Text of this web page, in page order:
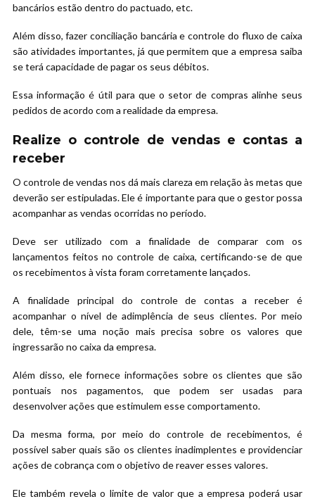
bancários estão dentro do pactuado, etc.
Além disso, fazer conciliação bancária e controle do fluxo de caixa
são atividades importantes, já que permitem que a empresa saiba
se terá capacidade de pagar os seus débitos.
Essa informação é útil para que o setor de compras alinhe seus
pedidos de acordo com a realidade da empresa.
Realize o controle de vendas e contas a
receber
O controle de vendas nos dá mais clareza em relação às metas que
deverão ser estipuladas. Ele é importante para que o gestor possa
acompanhar as vendas ocorridas no período.
Deve ser utilizado com a finalidade de comparar com os
lançamentos feitos no controle de caixa, certificando-se de que
os recebimentos à vista foram corretamente lançados.
A finalidade principal do controle de contas a receber é
acompanhar o nível de adimplência de seus clientes. Por meio
dele, têm-se uma noção mais precisa sobre os valores que
ingressarão no caixa da empresa.
Além disso, ele fornece informações sobre os clientes que são
pontuais nos pagamentos, que podem ser usadas para
desenvolver ações que estimulem esse comportamento.
Da mesma forma, por meio do controle de recebimentos, é
possível saber quais são os clientes inadimplentes e providenciar
ações de cobrança com o objetivo de reaver esses valores.
Ele também revela o limite de valor que a empresa poderá usar